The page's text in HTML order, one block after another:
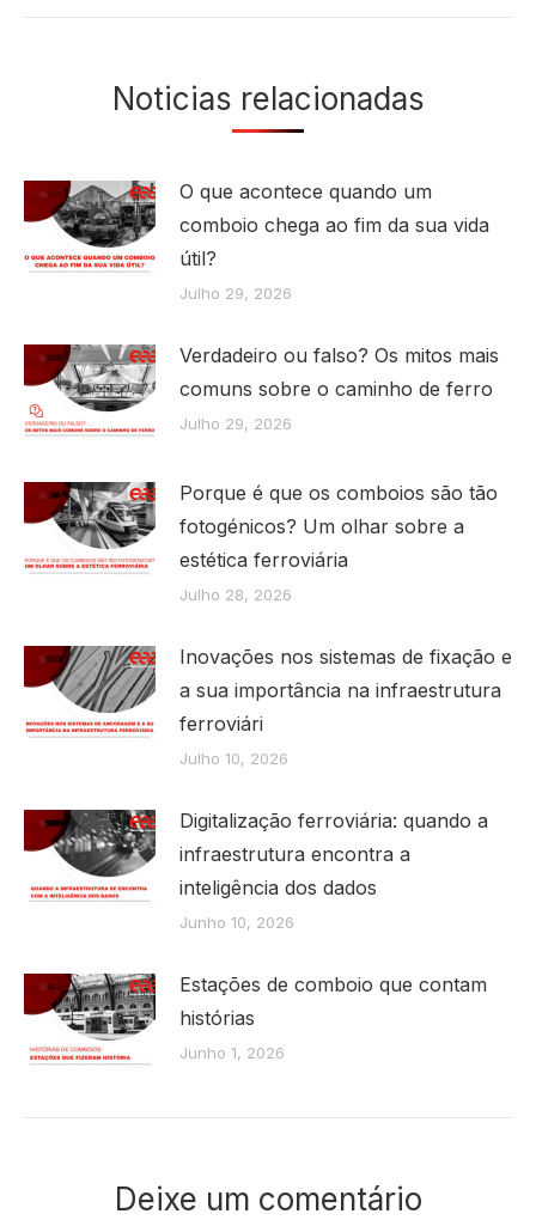
Noticias relacionadas
O que acontece quando um
comboio chega ao fim da sua vida
útil?
Julho 29, 2026
Verdadeiro ou falso? Os mitos mais
comuns sobre o caminho de ferro
Julho 29, 2026
Porque é que os comboios são tão
fotogénicos? Um olhar sobre a
estética ferroviária
Julho 28, 2026
Inovações nos sistemas de fixação e
a sua importância na infraestrutura
ferroviári
Julho 10, 2026
Digitalização ferroviária: quando a
infraestrutura encontra a
inteligência dos dados
Junho 10, 2026
Estações de comboio que contam
histórias
Junho 1, 2026
Deixe um comentário